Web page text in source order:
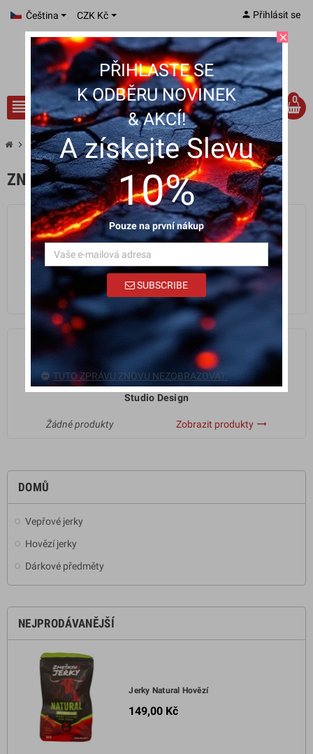
Čeština CZK Kč
view_headline search
person Přihlásit se
0
chevron_right Značky
DOMŮ
Vepřové jerky
Hovězí jerky
Dárkové předměty
NEJPRODÁVANĚJŠÍ
Jerky Natural Hovězí
149,00 Kč
ZNAČKY
Graphic Corner
Žádné produkty Zobrazit produkty
Studio Design
Žádné produkty Zobrazit produkty trending_flat
close
PŘIHLASTE SE
K ODBĚRU NOVINEK
& AKCÍ!
A získejte Slevu
10%
Pouze na první nákup
SUBSCRIBE
TUTO ZPRÁVU ZNOVU NEZOBRAZOVAT.